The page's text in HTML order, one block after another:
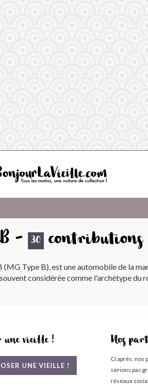
- 30 contributions
(MG Type B), est une automobile de la
considérée comme l'archétype du
une vieille !
UNE VIEILLE !
Nos
Ci après, nos
serions pas
réseaux